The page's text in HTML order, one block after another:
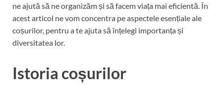
ne ajută să ne organizăm și să facem viața mai eficientă. În
acest articol ne vom concentra pe aspectele esențiale ale
coșurilor, pentru a te ajuta să înțelegi importanța și
diversitatea lor.
Istoria coșurilor